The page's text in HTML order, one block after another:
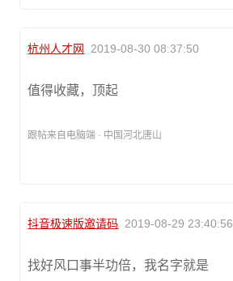
杭州人才网 2019-08-30 08:37:50
值得收藏，顶起
跟帖来自电脑端 · 中国河北唐山
抖音极速版邀请码 2019-08-29 23:40:56
找好风口事半功倍，我名字就是